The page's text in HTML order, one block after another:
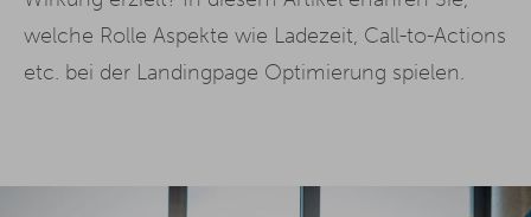
welche Rolle Aspekte wie Ladezeit, Call-to-Actions
etc. bei der Landingpage Optimierung spielen.